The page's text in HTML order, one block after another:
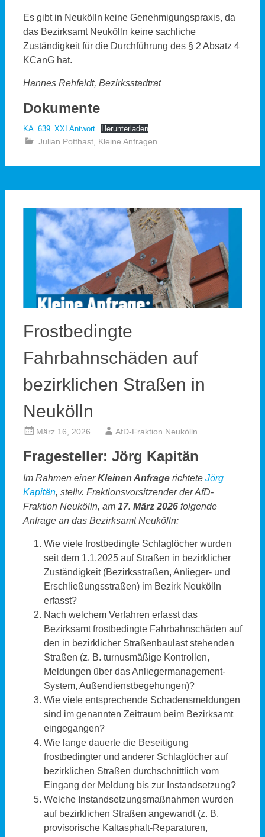
Es gibt in Neukölln keine Genehmigungspraxis, da
das Bezirksamt Neukölln keine sachliche
Zuständigkeit für die Durchführung des § 2 Absatz 4
KCanG hat.
Hannes Rehfeldt, Bezirksstadtrat
Dokumente
KA_639_XXI Antwort Herunterladen
Julian Potthast, Kleine Anfragen
Frostbedingte
Fahrbahnschäden auf
bezirklichen Straßen in
Neukölln
März 16, 2026 AfD-Fraktion Neukölln
Fragesteller: Jörg Kapitän
Im Rahmen einerKleinen Anfragerichtete Jörg
Kapitän, stellv. Fraktionsvorsitzender der AfD-
Fraktion Neukölln, am 17. März 2026 folgende
Anfrage an das Bezirksamt Neukölln:
Wie viele frostbedingte Schlaglöcher wurden
seit dem 1.1.2025 auf Straßen in bezirklicher
Zuständigkeit (Bezirksstraßen, Anlieger- und
Erschließungsstraßen) im Bezirk Neukölln
erfasst?
Nach welchem Verfahren erfasst das
Bezirksamt frostbedingte Fahrbahnschäden auf
den in bezirklicher Straßenbaulast stehenden
Straßen (z. B. turnusmäßige Kontrollen,
Meldungen über das Anliegermanagement-
System, Außendienstbegehungen)?
Wie viele entsprechende Schadensmeldungen
sind im genannten Zeitraum beim Bezirksamt
eingegangen?
Wie lange dauerte die Beseitigung
frostbedingter und anderer Schlaglöcher auf
bezirklichen Straßen durchschnittlich vom
Eingang der Meldung bis zur Instandsetzung?
Welche Instandsetzungsmaßnahmen wurden
auf bezirklichen Straßen angewandt (z. B.
provisorische Kaltasphalt-Reparaturen,